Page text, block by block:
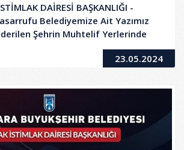
DAİRESİ BAŞKANLIĞI -
Belediyemize Ait Yazımız
Şehrin Muhtelif Yerlerinde
Ayrı Ayrı Kiralanması İşi
23.05.2024